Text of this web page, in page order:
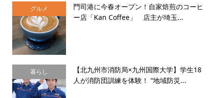
グルメ
門司港に今春オープン！自家焙煎のコーヒ
ー店「Kan Coffee」 店主が埼玉...
暮らし
【北九州市消防局×九州国際大学】学生18
人が消防団訓練を体験！ “地域防災...